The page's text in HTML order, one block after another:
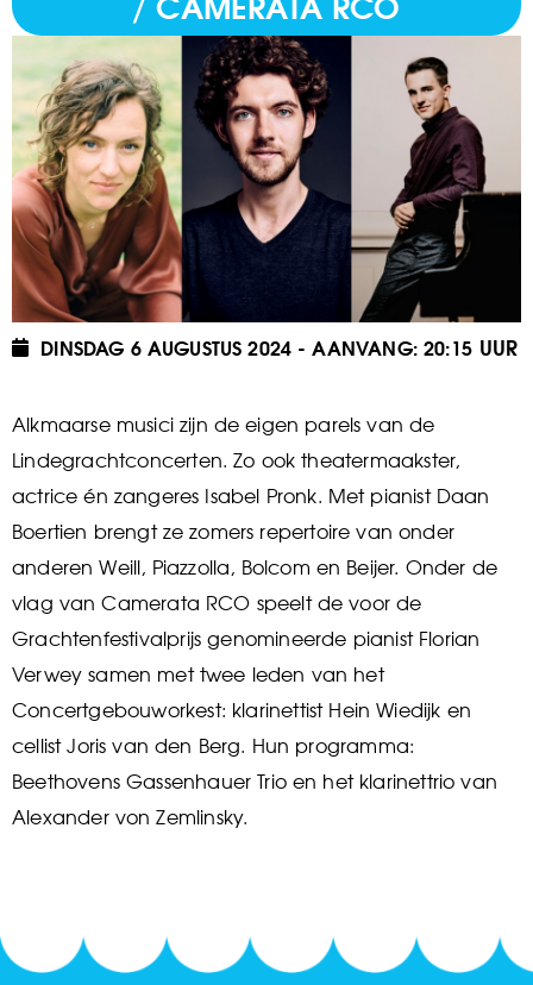
DINSDAG 6 AUGUSTUS 2024 20:15
Alkmaarse musici zijn de eigen parels van de
Lindegrachtconcerten. Zo ook theatermaakster,
actrice én zangeres Isabel Pronk. Met pianist Daan
Boertien brengt ze zomers repertoire van onder
anderen Weill, Piazzolla, Bolcom en Beijer. Onder de
vlag van Camerata RCO speelt de voor de
Grachtenfestivalprijs genomineerde pianist Florian
Verwey samen met twee leden van het
Concertgebouworkest: klarinettist Hein Wiedijk en
cellist Joris van den Berg. Hun programma:
Beethovens Gassenhauer Trio en het klarinettrio van
Alexander von Zemlinsky.